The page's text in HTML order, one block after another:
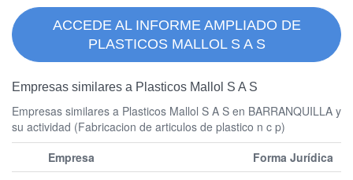
ACCEDE AL INFORME AMPLIADO DE
PLASTICOS MALLOL S A S
Empresas similares a Plasticos Mallol S A S
Empresas similares a Plasticos Mallol S A S en BARRANQUILLA y
su actividad (Fabricacion de articulos de plastico n c p)
Empresa
Forma Jurídica